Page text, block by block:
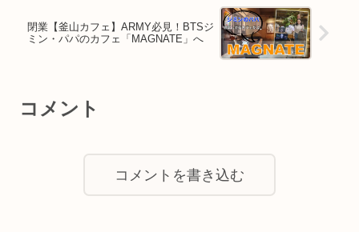
閉業【釜山カフェ】ARMY必見！BTSジ
ミン・パパのカフェ「MAGNATE」へ
コメント
コメントを書き込む